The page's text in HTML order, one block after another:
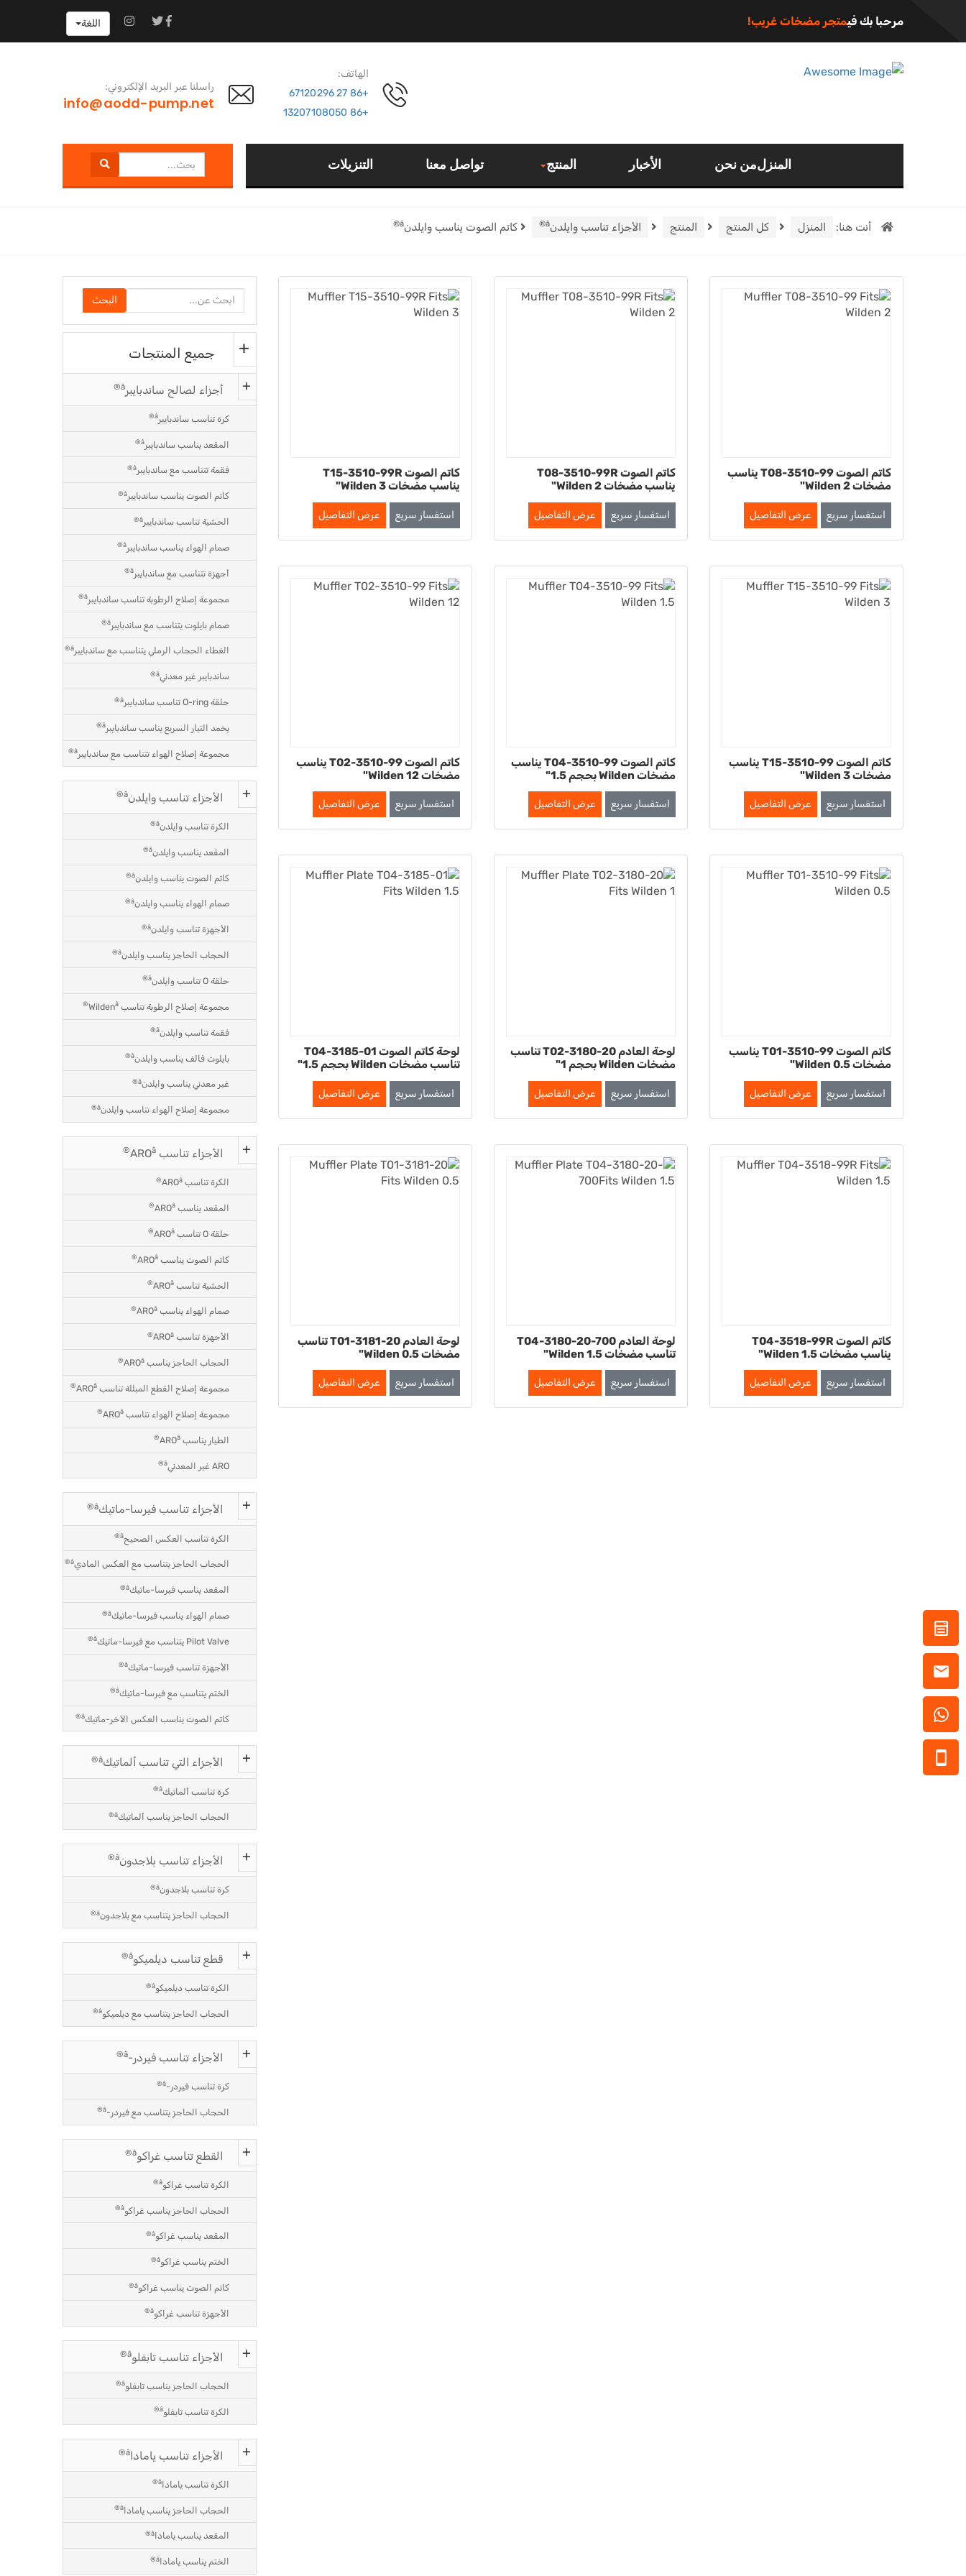
مرحبا بك فيمتجر مضخات غريب! اللغة
الهاتف:
+86 27 67120296
+86 13207108050
راسلنا عبر البريد الإلكتروني:
info@aodd-pump.net
المنزلمن نحن الأخبار المنتج تواصل معنا التنزيلات
أنت هنا: المنزل كل المنتج المنتج الأجزاء تناسب وايلدنÂ® كاتم الصوت يناسب وايلدنÂ®
كاتم الصوت T08-3510-99 يناسب
مضخات Wilden 2"
استفسار سريع عرض التفاصيل
كاتم الصوت T08-3510-99R
يناسب مضخات Wilden 2"
استفسار سريع عرض التفاصيل
كاتم الصوت T15-3510-99R
يناسب مضخات Wilden 3"
استفسار سريع عرض التفاصيل
كاتم الصوت T15-3510-99 يناسب
مضخات Wilden 3"
استفسار سريع عرض التفاصيل
كاتم الصوت T04-3510-99 يناسب
مضخات Wilden بحجم 1.5"
استفسار سريع عرض التفاصيل
كاتم الصوت T02-3510-99 يناسب
مضخات Wilden 12"
استفسار سريع عرض التفاصيل
كاتم الصوت T01-3510-99 يناسب
مضخات Wilden 0.5"
استفسار سريع عرض التفاصيل
لوحة العادم T02-3180-20 تناسب
مضخات Wilden بحجم 1"
استفسار سريع عرض التفاصيل
لوحة كاتم الصوت T04-3185-01
تناسب مضخات Wilden بحجم 1.5"
استفسار سريع عرض التفاصيل
كاتم الصوت T04-3518-99R
يناسب مضخات Wilden 1.5"
استفسار سريع عرض التفاصيل
لوحة العادم T04-3180-20-700
تناسب مضخات Wilden 1.5"
استفسار سريع عرض التفاصيل
لوحة العادم T01-3181-20 تناسب
مضخات Wilden 0.5"
استفسار سريع عرض التفاصيل
البحث
جميع المنتجات
أجزاء لصالح ساندبايبرâ®
كرة تناسب ساندبايبرâ®
المقعد يناسب ساندبايبرâ®
فقمة تتناسب مع ساندبايبرâ®
كاتم الصوت يناسب ساندبايبرâ®
الحشية تناسب ساندبايبرâ®
صمام الهواء يناسب ساندبايبرâ®
أجهزة تتناسب مع ساندبايبرâ®
مجموعة إصلاح الرطوبة تناسب ساندبايبرâ®
صمام بايلوت يتناسب مع ساندبايبرâ®
الغطاء الحجاب الرملي يتناسب مع ساندبايبرâ®
ساندبايبر غير معدنيâ®
حلقة O-ring تناسب ساندبايبر â®
يخمد التيار السريع يناسب ساندبايبرâ®
مجموعة إصلاح الهواء تتناسب مع ساندبايبرâ®
الأجزاء تناسب وايلدنâ®
الكرة تناسب وايلدنâ®
المقعد يناسب وايلدنâ®
كاتم الصوت يناسب وايلدنâ®
صمام الهواء يناسب وايلدنâ®
الأجهزة تناسب وايلدنâ®
الحجاب الحاجز يناسب وايلدنâ®
حلقة O تناسب وايلدن â®
مجموعة إصلاح الرطوبة تناسب Wilden â®
فقمة تناسب وايلدنâ®
بايلوت فالف يناسب وايلدنâ®
غير معدني يناسب وايلدنâ®
مجموعة إصلاح الهواء تناسب وايلدنâ®
الأجزاء تناسب AROâ®
الكرة تناسب ARO â®
المقعد يناسب ARO â®
حلقة O تناسب ARO â®
كاتم الصوت يناسب ARO â®
الحشية تناسب ARO â®
صمام الهواء يناسب ARO â®
الأجهزة تناسب ARO â®
الحجاب الحاجز يناسب ARO â®
مجموعة إصلاح القطع المبللة تناسب ARO â®
مجموعة إصلاح الهواء تناسب ARO â®
الطيار يناسب ARO â®
ARO غير المعدني â®
الأجزاء تناسب فيرسا-ماتيكâ®
الكرة تناسب العكس الصحيحâ®
الحجاب الحاجز يتناسب مع العكس الماديâ®
المقعد يناسب فيرسا-ماتيكâ®
صمام الهواء يناسب فيرسا-ماتيكâ®
Pilot Valve يتناسب مع فيرسا-ماتيك â®
الأجهزة تناسب فيرسا-ماتيكâ®
الختم يتناسب مع فيرسا-ماتيكâ®
كاتم الصوت يناسب العكس الآخر-ماتيكâ®
الأجزاء التي تناسب ألماتيكâ®
كرة تناسب ألماتيكâ®
الحجاب الحاجز يناسب ألماتيكâ®
الأجزاء تناسب بلاجدونâ®
كرة تناسب بلاجدونâ®
الحجاب الحاجز يتناسب مع بلاجدونâ®
قطع تناسب ديلميكوâ®
الكرة تناسب ديلميكوâ®
الحجاب الحاجز يتناسب مع ديلميكوâ®
الأجزاء تناسب فيردر-â®
كرة تناسب فيردر-â®
الحجاب الحاجز يتناسب مع فيردر-â®
القطع تناسب غراكوâ®
الكرة تناسب غراكوâ®
الحجاب الحاجز يناسب غراكوâ®
المقعد يناسب غراكوâ®
الختم يناسب غراكوâ®
كاتم الصوت يناسب غراكوâ®
الأجهزة تناسب غراكوâ®
الأجزاء تناسب تابفلوâ®
الحجاب الحاجز يناسب تابفلوâ®
الكرة تناسب تابفلوâ®
الأجزاء تناسب ياماداâ®
الكرة تناسب ياماداâ®
الحجاب الحاجز يناسب ياماداâ®
المقعد يناسب يامادا â®
الختم يناسب يامادا â®